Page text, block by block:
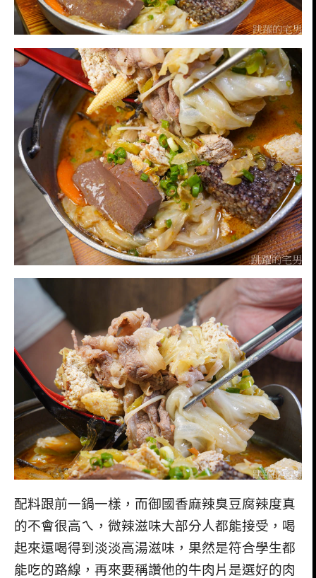
配料跟前一鍋一樣，而御國香麻辣臭豆腐辣度真
的不會很高ㄟ，微辣滋味大部分人都能接受，喝
起來還喝得到淡淡高湯滋味，果然是符合學生都
能吃的路線，再來要稱讚他的牛肉片是選好的肉